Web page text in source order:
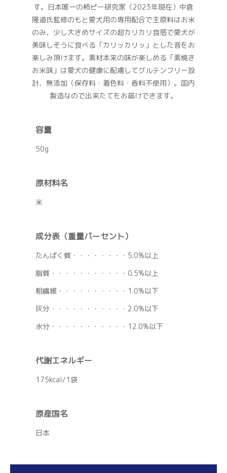
す。日本唯一の柿ピー研究家（2023年現在）中倉
隆道氏監修のもと愛犬用の専用配合で主原料はお米
のみ、少し大きめサイズの超カリカリ食感で愛犬が
美味しそうに食べる「カリッカリッ」とした音をお
楽しみ頂けます。素材本来の味が楽しめる「素焼き
お米味」は愛犬の健康に配慮してグルテンフリー設
計、無添加（保存料・着色料・香料不使用）。国内
製造なので出来たてをお届けできます。
容量
50g
原材料名
米
成分表（重量パーセント）
たんぱく質・・・・・・・・5.0%以上
脂質・・・・・・・・・・・0.5%以上
粗繊維・・・・・・・・・・1.0%以下
灰分・・・・・・・・・・・2.0%以下
水分・・・・・・・・・・・12.0%以下
代謝エネルギー
175kcal/1袋
原産国名
日本